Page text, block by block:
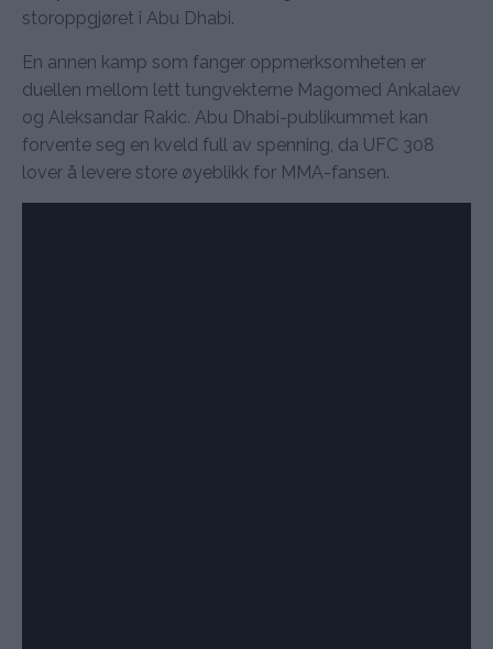
storoppgjøret i Abu Dhabi.
En annen kamp som fanger oppmerksomheten er
duellen mellom lett tungvekterne Magomed Ankalaev
og Aleksandar Rakic. Abu Dhabi-publikummet kan
forvente seg en kveld full av spenning, da UFC 308
lover å levere store øyeblikk for MMA-fansen.